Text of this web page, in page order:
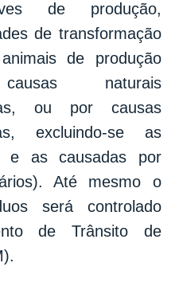
de produção,
de transformação
de produção
naturais
ou por causas
excluindo-se as
e as causadas por
Até mesmo o
será controlado
de Trânsito de